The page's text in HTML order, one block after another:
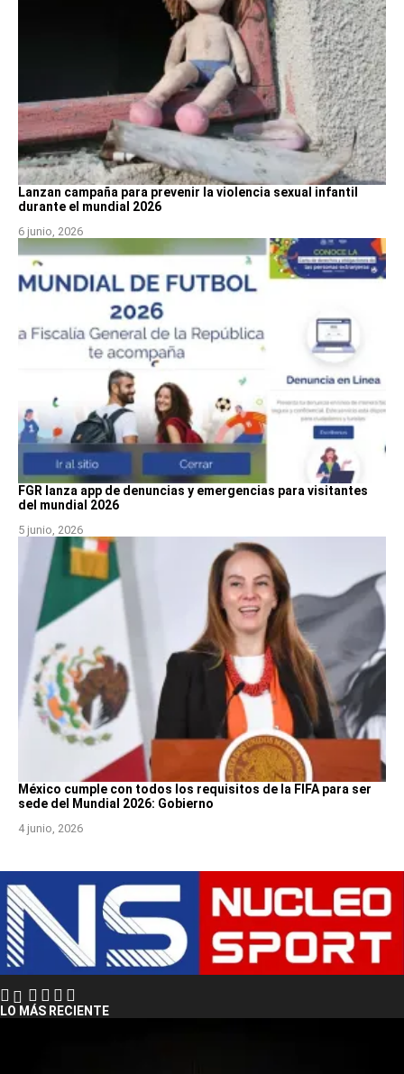
Lanzan campaña para prevenir la violencia sexual infantil
durante el mundial 2026
6 junio, 2026
FGR lanza app de denuncias y emergencias para visitantes
del mundial 2026
5 junio, 2026
México cumple con todos los requisitos de la FIFA para ser
sede del Mundial 2026: Gobierno
4 junio, 2026
LO MÁS RECIENTE